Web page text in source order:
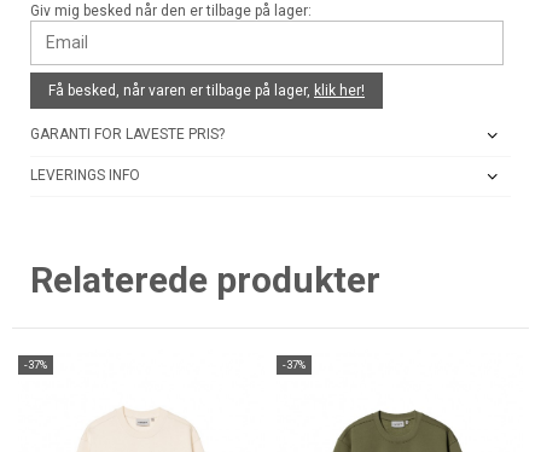
Giv mig besked når den er tilbage på lager:
Få besked, når varen er tilbage på lager, klik her!
GARANTI FOR LAVESTE PRIS?
LEVERINGS INFO
Relaterede produkter
-37% -37%